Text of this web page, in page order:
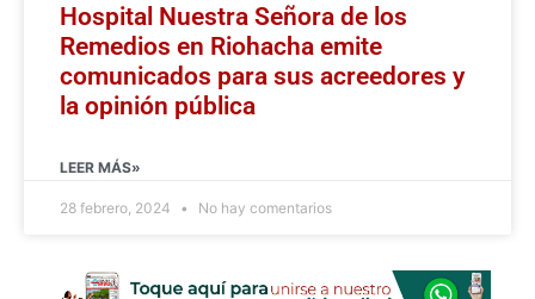
Hospital Nuestra Señora de los
Remedios en Riohacha emite
comunicados para sus acreedores y
la opinión pública
LEER MÁS»
28 febrero, 2024 No hay comentarios